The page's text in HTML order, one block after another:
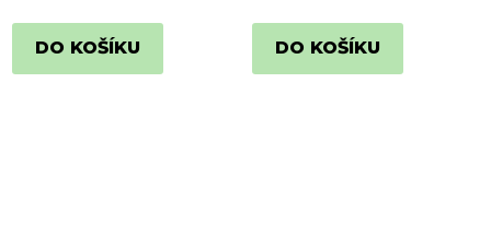
DO KOŠÍKU DO KOŠÍKU